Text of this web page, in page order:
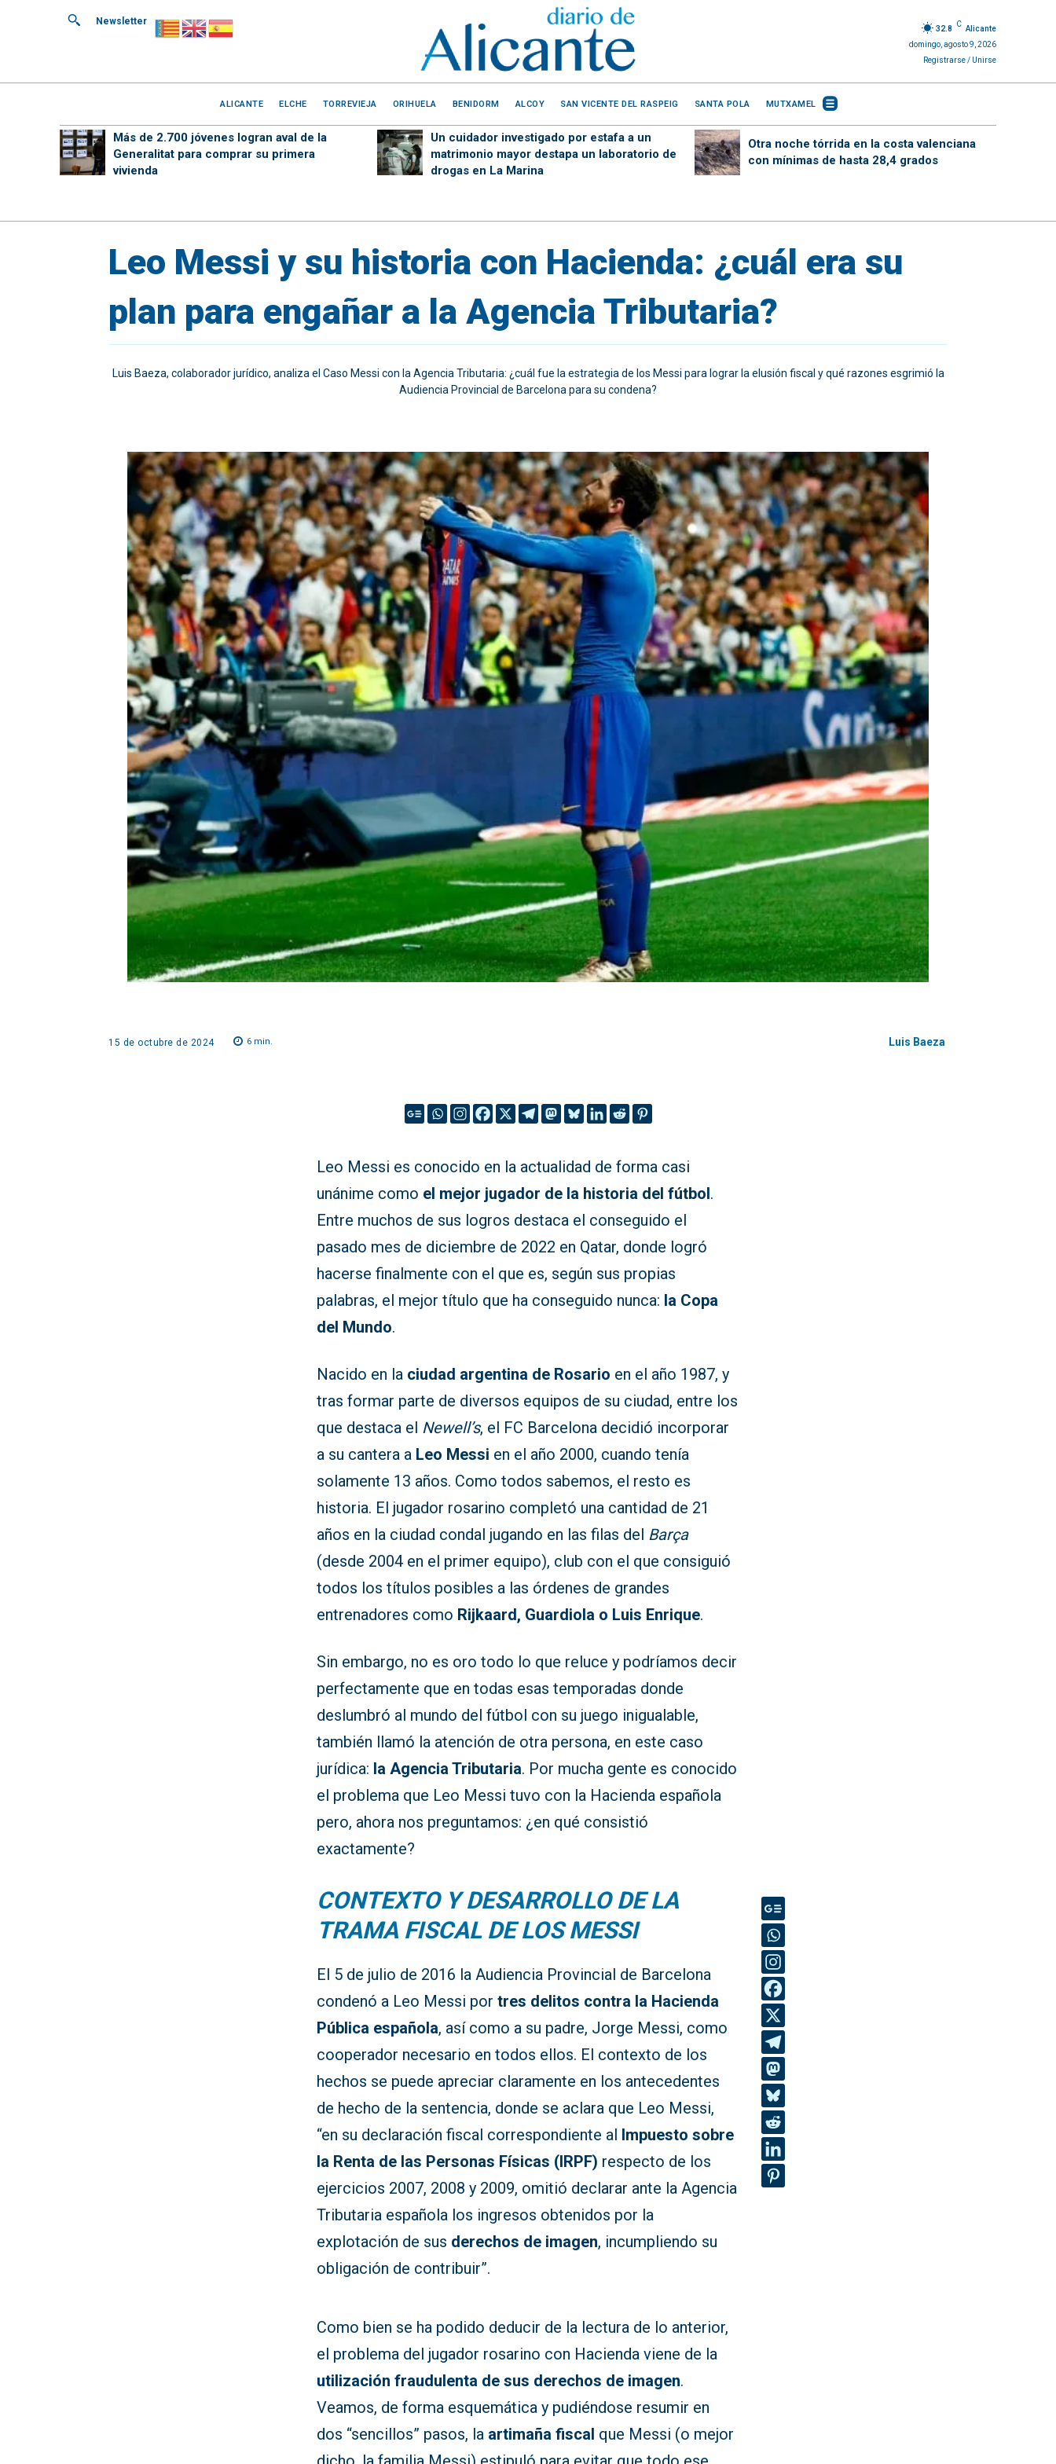
Newsletter
32.8
C
Alicante
domingo, agosto 9, 2026
Registrarse / Unirse
ALICANTE ELCHE TORREVIEJA ORIHUELA BENIDORM ALCOY SAN VICENTE DEL RASPEIG SANTA POLA MUTXAMEL
Más de 2.700 jóvenes logran aval de la
Generalitat para comprar su primera
vivienda
Un cuidador investigado por estafa a un
matrimonio mayor destapa un laboratorio de
drogas en La Marina
Otra noche tórrida en la costa valenciana
con mínimas de hasta 28,4 grados
Leo Messi y su historia con Hacienda: ¿cuál era su
plan para engañar a la Agencia Tributaria?
Luis Baeza, colaborador jurídico, analiza el Caso Messi con la Agencia Tributaria: ¿cuál fue la estrategia de los Messi para lograr la elusión fiscal y qué razones esgrimió la
Audiencia Provincial de Barcelona para su condena?
15 de octubre de 2024 6min. Luis Baeza
Leo Messi es conocido en la actualidad de forma casi
unánime como el mejor jugador de la historia del fútbol.
Entre muchos de sus logros destaca el conseguido el
pasado mes de diciembre de 2022 en Qatar, donde logró
hacerse finalmente con el que es, según sus propias
palabras, el mejor título que ha conseguido nunca: la Copa
del Mundo.
Nacido en la ciudad argentina de Rosario en el año 1987, y
tras formar parte de diversos equipos de su ciudad, entre los
que destaca el Newell’s, el FC Barcelona decidió incorporar
a su cantera a Leo Messi en el año 2000, cuando tenía
solamente 13 años. Como todos sabemos, el resto es
historia. El jugador rosarino completó una cantidad de 21
años en la ciudad condal jugando en las filas del Barça
(desde 2004 en el primer equipo), club con el que consiguió
todos los títulos posibles a las órdenes de grandes
entrenadores como Rijkaard, Guardiola o Luis Enrique.
Sin embargo, no es oro todo lo que reluce y podríamos decir
perfectamente que en todas esas temporadas donde
deslumbró al mundo del fútbol con su juego inigualable,
también llamó la atención de otra persona, en este caso
jurídica: la Agencia Tributaria. Por mucha gente es conocido
el problema que Leo Messi tuvo con la Hacienda española
pero, ahora nos preguntamos: ¿en qué consistió
exactamente?
CONTEXTO Y DESARROLLO DE LA
TRAMA FISCAL DE LOS MESSI
El 5 de julio de 2016 la Audiencia Provincial de Barcelona
condenó a Leo Messi portres delitos contra la Hacienda
Pública española, así como a su padre, Jorge Messi, como
cooperador necesario en todos ellos. El contexto de los
hechos se puede apreciar claramente en los antecedentes
de hecho de la sentencia, donde se aclara que Leo Messi,
“en su declaración fiscal correspondiente al Impuesto sobre
la Renta de las Personas Físicas (IRPF) respecto de los
ejercicios 2007, 2008 y 2009, omitió declarar ante la Agencia
Tributaria española los ingresos obtenidos por la
explotación de sus derechos de imagen, incumpliendo su
obligación de contribuir”.
Como bien se ha podido deducir de la lectura de lo anterior,
el problema del jugador rosarino con Hacienda viene de la
utilización fraudulenta de sus derechos de imagen.
Veamos, de forma esquemática y pudiéndose resumir en
dos “sencillos” pasos, la artimaña fiscal que Messi (o mejor